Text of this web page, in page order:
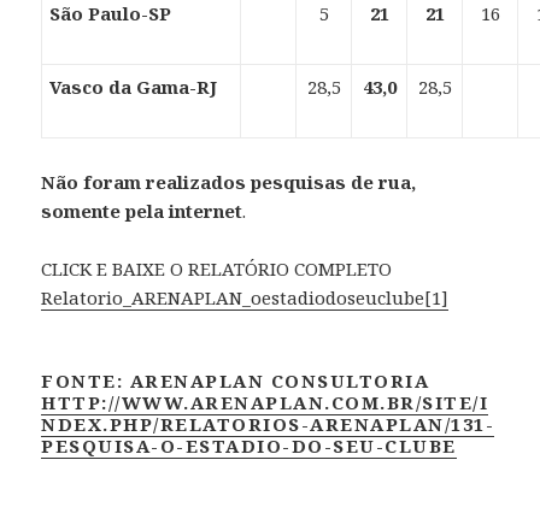
São Paulo-SP 5 21 21 16
Vasco da Gama-RJ 28,5 43,0 28,5
Não foram realizados pesquisas de rua,
somente pela internet.
CLICK E BAIXE O RELATÓRIO COMPLETO
Relatorio_ARENAPLAN_oestadiodoseuclube[1]
FONTE: ARENAPLAN CONSULTORIA
HTTP://WWW.ARENAPLAN.COM.BR/SITE/I
NDEX.PHP/RELATORIOS-ARENAPLAN/131-
PESQUISA-O-ESTADIO-DO-SEU-CLUBE